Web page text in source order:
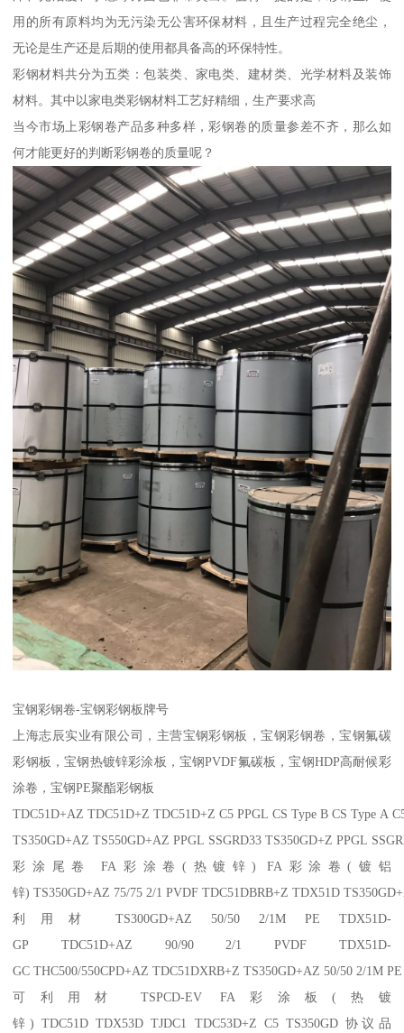
用的所有原料均为无污染无公害环保材料，且生产过程完全绝尘，
无论是生产还是后期的使用都具备高的环保特性。
彩钢材料共分为五类：包装类、家电类、建材类、光学材料及装饰
材料。其中以家电类彩钢材料工艺好精细，生产要求高
当今市场上彩钢卷产品多种多样，彩钢卷的质量参差不齐，那么如
何才能更好的判断彩钢卷的质量呢？
宝钢彩钢卷-宝钢彩钢板牌号
上海志辰实业有限公司，主营宝钢彩钢板，宝钢彩钢卷，宝钢氟碳
彩钢板，宝钢热镀锌彩涂板，宝钢PVDF氟碳板，宝钢HDP高耐候彩
涂卷，宝钢PE聚酯彩钢板
TDC51D+AZ TDC51D+Z TDC51D+Z C5 PPGL CS Type B CS Type A
TS350GD+AZ TS550GD+AZ PPGL SSGRD33 TS350GD+Z PPGL
彩涂尾卷 FA彩涂卷(热镀锌) FA彩涂卷(镀铝
锌) TS350GD+AZ 75/75 2/1 PVDF TDC51DBRB+Z TDX51D
利用材 TS300GD+AZ 50/50 2/1M PE TDX51D-
GP TDC51D+AZ 90/90 2/1 PVDF TDX51D-
GC THC500/550CPD+AZ TDC51DXRB+Z TS350GD+AZ 50/50 2/1M
可利用材 TSPCD-EV FA彩涂板(热镀
锌) TDC51D TDX53D TJDC1 TDC53D+Z C5 TS350GD 协议品